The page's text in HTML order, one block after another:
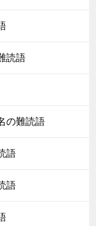
読語
の難読語
語
語